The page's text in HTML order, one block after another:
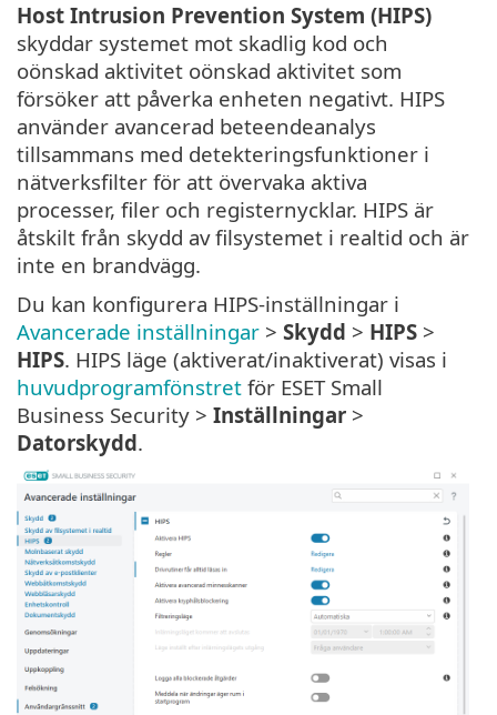
Host Intrusion Prevention System (HIPS)
skyddar systemet mot skadlig kod och
oönskad aktivitet oönskad aktivitet som
försöker att påverka enheten negativt. HIPS
använder avancerad beteendeanalys
tillsammans med detekteringsfunktioner i
nätverksfilter för att övervaka aktiva
processer, filer och registernycklar. HIPS är
åtskilt från skydd av filsystemet i realtid och är
inte en brandvägg.
Du kan konfigurera HIPS-inställningar i
Avancerade inställningar > Skydd > HIPS >
HIPS. HIPS läge (aktiverat/inaktiverat) visas i
huvudprogramfönstret för ESET Small
Business Security > Inställningar >
Datorskydd.